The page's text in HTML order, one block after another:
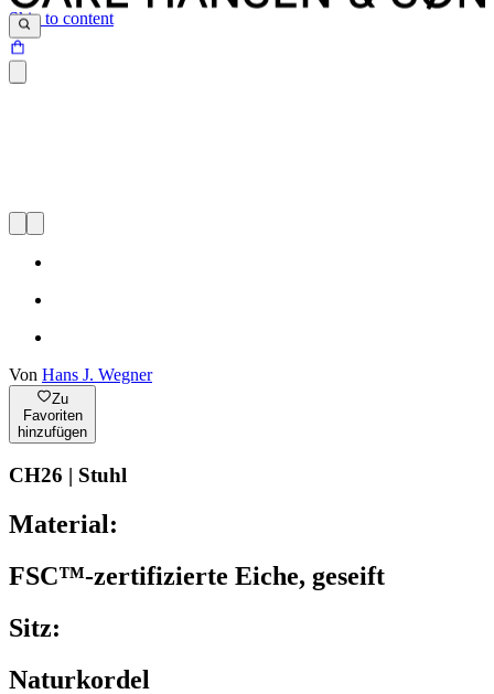
Skip to content
Von Hans J. Wegner
Zu
Favoriten
hinzufügen
CH26 | Stuhl
Material:
FSC™-zertifizierte Eiche, geseift
Sitz:
Naturkordel